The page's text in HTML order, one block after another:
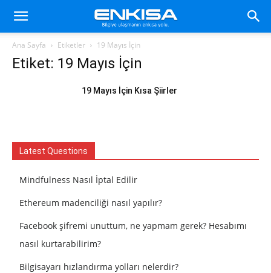
Ana Sayfa Etiketler 19 Mayıs İçin
Etiket: 19 Mayıs İçin
19 Mayıs İçin Kısa Şiirler
Latest Questions
Mindfulness Nasıl İptal Edilir
Ethereum madenciliği nasıl yapılır?
Facebook şifremi unuttum, ne yapmam gerek? Hesabımı
nasıl kurtarabilirim?
Bilgisayarı hızlandırma yolları nelerdir?